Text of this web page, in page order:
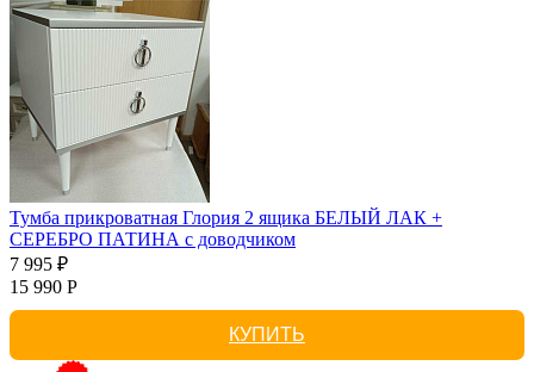
Тумба прикроватная Глория 2 ящика БЕЛЫЙ ЛАК +
СЕРЕБРО ПАТИНА с доводчиком
7 995 ₽
15 990 Р
КУПИТЬ